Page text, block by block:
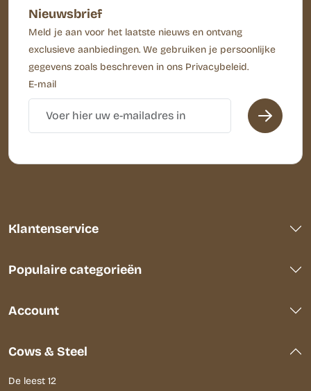
Nieuwsbrief
Meld je aan voor het laatste nieuws en ontvang
exclusieve aanbiedingen. We gebruiken je persoonlijke
gegevens zoals beschreven in ons Privacybeleid.
E-mail
Klantenservice
Populaire categorieën
Account
Cows & Steel
De leest 12